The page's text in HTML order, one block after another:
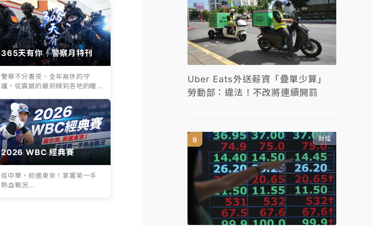
365天有你｜警察月特刊
警察不分晝夜、全年無休的守
護。從震撼的最前線到各地的暖
2026 WBC 經典賽
挺中華，前進東京！掌握第一手
熱血戰況...
Uber Eats外送薪資「疊單少算」
勞動部：違法！不改將連續開罰
財經